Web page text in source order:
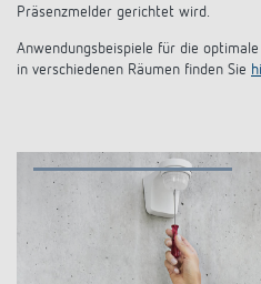
Präsenzmelder gerichtet wird.
Anwendungsbeispiele für die
in verschiedenen Räumen finden Sie